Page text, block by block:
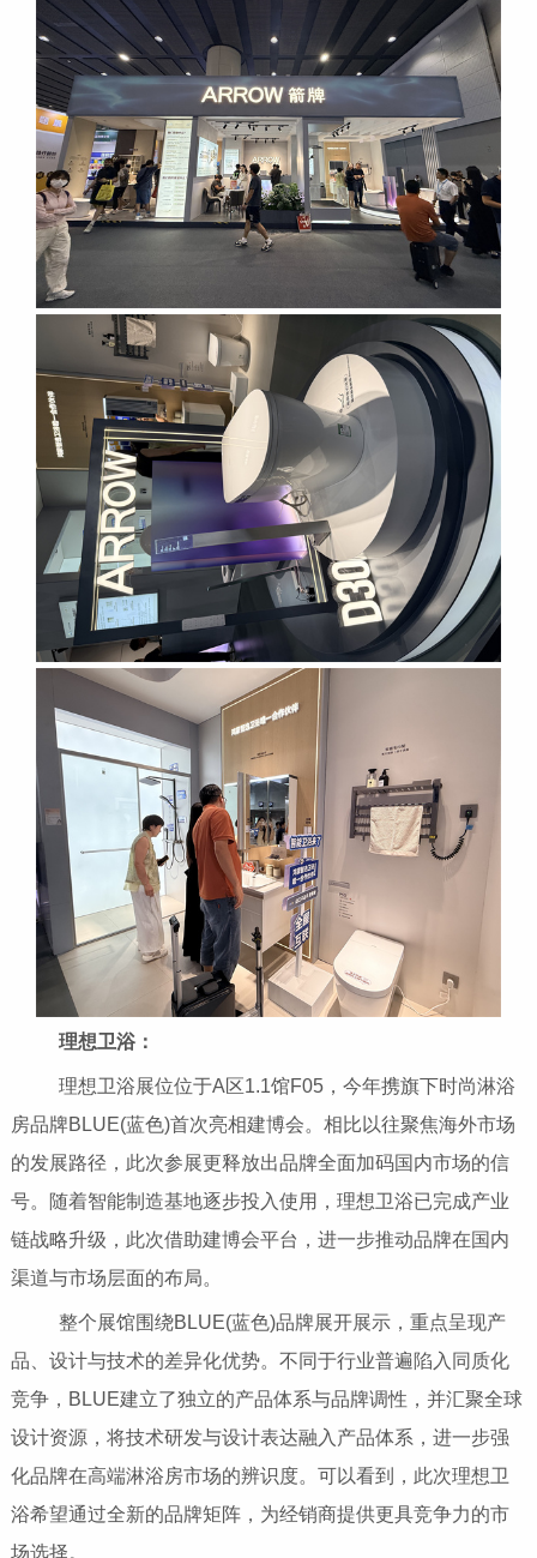
理想卫浴：
理想卫浴展位位于A区1.1馆F05，今年携旗下时尚淋浴
房品牌BLUE(蓝色)首次亮相建博会。相比以往聚焦海外市场
的发展路径，此次参展更释放出品牌全面加码国内市场的信
号。随着智能制造基地逐步投入使用，理想卫浴已完成产业
链战略升级，此次借助建博会平台，进一步推动品牌在国内
渠道与市场层面的布局。
整个展馆围绕BLUE(蓝色)品牌展开展示，重点呈现产
品、设计与技术的差异化优势。不同于行业普遍陷入同质化
竞争，BLUE建立了独立的产品体系与品牌调性，并汇聚全球
设计资源，将技术研发与设计表达融入产品体系，进一步强
化品牌在高端淋浴房市场的辨识度。可以看到，此次理想卫
浴希望通过全新的品牌矩阵，为经销商提供更具竞争力的市
场选择。